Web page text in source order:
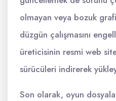
olmayan veya bozuk
düzgün çalışmasını
üreticisinin resmi web
sürücüleri indirerek
Son olarak, oyun